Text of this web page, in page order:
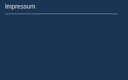
Impressum